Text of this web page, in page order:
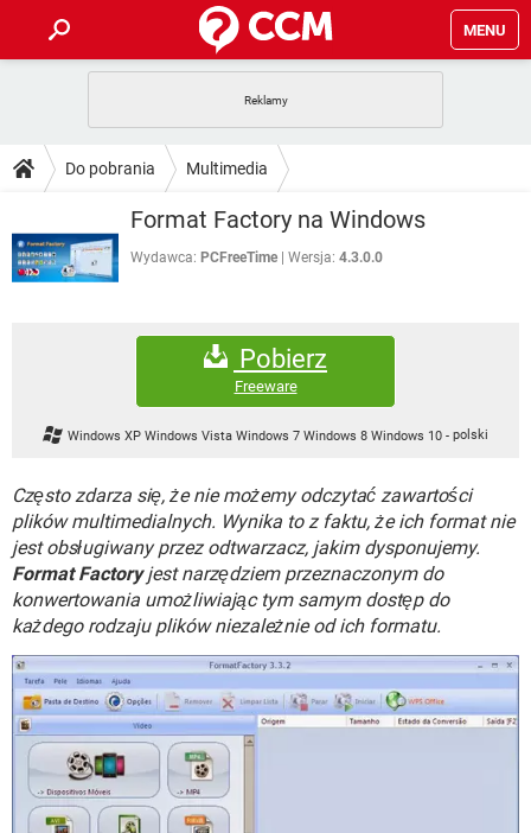
MENU
GRY WHATSAPP
NETFLIX
INSTAGRAM FACEBOOK
PORADY
PlayStation
GRY WHATSAPP
SPOTIFY
ANDROID TIKTOK
NETFLIX
FACEBOOK
FORUM
WHATSAPP
NETFLIX
INSTAGRAM FACEBOOK
TIKTOK
INSTAGRAM FACEBOOK
WINDOWS 10
Do pobrania Multimedia
Format Factory na Windows
Wydawca: PCFreeTime Wersja: 4.3.0.0
Pobierz
Freeware
Windows XP Windows Vista Windows 7 Windows 8 Windows 10 - polski
Często zdarza się, że nie możemy odczytać zawartości
plików multimedialnych. Wynika to z faktu, że ich format nie
jest obsługiwany przez odtwarzacz, jakim dysponujemy.
Format Factoryjest narzędziem przeznaczonym do
konwertowania umożliwiając tym samym dostęp do
każdego rodzaju plików niezależnie od ich formatu.